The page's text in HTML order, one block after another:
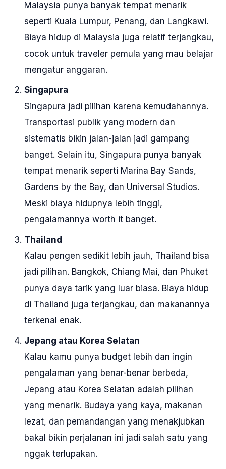
Malaysia punya banyak tempat menarik
seperti Kuala Lumpur, Penang, dan Langkawi.
Biaya hidup di Malaysia juga relatif terjangkau,
cocok untuk traveler pemula yang mau belajar
mengatur anggaran.
Singapura
Singapura jadi pilihan karena kemudahannya.
Transportasi publik yang modern dan
sistematis bikin jalan-jalan jadi gampang
banget. Selain itu, Singapura punya banyak
tempat menarik seperti Marina Bay Sands,
Gardens by the Bay, dan Universal Studios.
Meski biaya hidupnya lebih tinggi,
pengalamannya worth it banget.
Thailand
Kalau pengen sedikit lebih jauh, Thailand bisa
jadi pilihan. Bangkok, Chiang Mai, dan Phuket
punya daya tarik yang luar biasa. Biaya hidup
di Thailand juga terjangkau, dan makanannya
terkenal enak.
Jepang atau Korea Selatan
Kalau kamu punya budget lebih dan ingin
pengalaman yang benar-benar berbeda,
Jepang atau Korea Selatan adalah pilihan
yang menarik. Budaya yang kaya, makanan
lezat, dan pemandangan yang menakjubkan
bakal bikin perjalanan ini jadi salah satu yang
nggak terlupakan.